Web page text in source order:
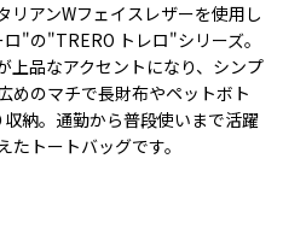
リアンWフェイスレザーを使用し
"の"TRERO トレロ"シリーズ。
上品なアクセントになり、シンプ
めのマチで長財布やペットボト
納。通勤から普段使いまで活躍
トートバッグです。